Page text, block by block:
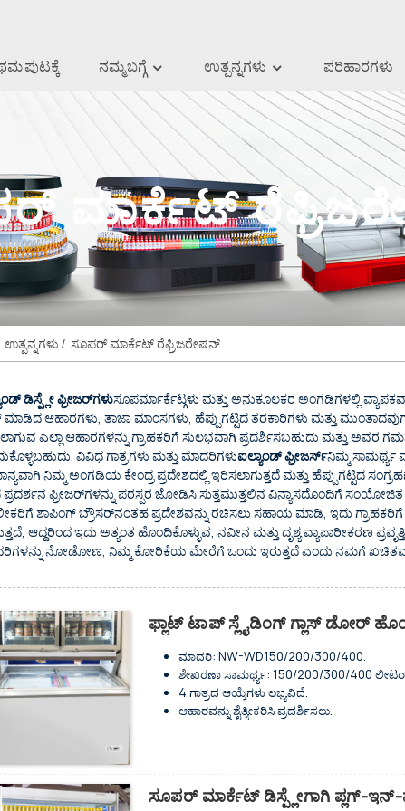
ಪುಟಕ್ಕೆ ನಮ್ಮ ಬಗ್ಗೆ ಉತ್ಪನ್ನಗಳು ಪರಿಹಾರಗಳು
ಮಾರ್ಕೆಟ್
ಉತ್ಪನ್ನಗಳು ಸೂಪರ್ ಮಾರ್ಕೆಟ್ ರೆಫ್ರಿಜರೇಷನ್
ಡಿಸ್ಪ್ಲೇ ಫ್ರೀಜರ್‌ಗಳುಸೂಪರ್ಮಾರ್ಕೆಟ್ಗಳು ಮತ್ತು ಅನುಕೂಲಕರ ಅಂಗಡಿಗಳಲ್ಲಿ
ಮಾಡಿದ ಆಹಾರಗಳು, ತಾಜಾ ಮಾಂಸಗಳು, ಹೆಪ್ಪುಗಟ್ಟಿದ ತರಕಾರಿಗಳು ಮತ್ತು
ಎಲ್ಲಾ ಆಹಾರಗಳನ್ನು ಗ್ರಾಹಕರಿಗೆ ಸುಲಭವಾಗಿ ಪ್ರದರ್ಶಿಸಬಹುದು ಮತ್ತು ಅವರ
ವಿವಿಧ ಗಾತ್ರಗಳು ಮತ್ತು ಮಾದರಿಗಳುಐಲ್ಯಾಂಡ್ ಫ್ರೀಜರ್ಸ್ನಿಮ್ಮ ಸಾಮರ್ಥ್ಯ
ನಿಮ್ಮ ಅಂಗಡಿಯ ಕೇಂದ್ರ ಪ್ರದೇಶದಲ್ಲಿ ಇರಿಸಲಾಗುತ್ತದೆ ಮತ್ತು ಹೆಪ್ಪುಗಟ್ಟಿದ
ಪ್ರದರ್ಶನ ಫ್ರೀಜರ್‌ಗಳನ್ನು ಪರಸ್ಪರ ಜೋಡಿಸಿ ಸುತ್ತಮುತ್ತಲಿನ ವಿನ್ಯಾಸದೊಂದಿಗೆ
ಶಾಪಿಂಗ್ ಬ್ರೌಸರ್‌ನಂತಹ ಪ್ರದೇಶವನ್ನು ರಚಿಸಲು ಸಹಾಯ ಮಾಡಿ, ಇದು
ಆದ್ದರಿಂದ ಇದು ಅತ್ಯಂತ ಹೊಂದಿಕೊಳ್ಳುವ, ನವೀನ ಮತ್ತು ದೃಶ್ಯ ವ್ಯಾಪಾರೀಕರಣ
ನೋಡೋಣ, ನಿಮ್ಮ ಕೋರಿಕೆಯ ಮೇರೆಗೆ ಒಂದು ಇರುತ್ತದೆ ಎಂದು ನಮಗೆ
ಫ್ಲಾಟ್ ಟಾಪ್ ಸ್ಲೈಡಿಂಗ್ ಗ್ಲಾಸ್ ಡೋರ್
ಮಾದರಿ: NW-WD150/200/300/400.
ಶೇಖರಣಾ ಸಾಮರ್ಥ್ಯ: 150/200/300/400
4 ಗಾತ್ರದ ಆಯ್ಕೆಗಳು ಲಭ್ಯವಿದೆ.
ಆಹಾರವನ್ನು ಶೈತ್ಯೀಕರಿಸಿ ಪ್ರದರ್ಶಿಸಲು.
R134a/R600a ರೆಫ್ರಿಜರೆಂಟ್‌ನೊಂದಿಗೆ
ಸೂಪರ್ ಮಾರ್ಕೆಟ್ ಡಿಸ್ಪ್ಲೇಗಾಗಿ ಪ್ಲಗ್-